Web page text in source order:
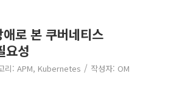
로 본 쿠버네티스
요성
리: APM, Kubernetes / 작성자: OM